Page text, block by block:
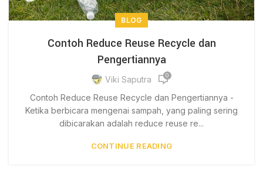
BLOG
Contoh Reduce Reuse Recycle dan
Pengertiannya
Viki Saputra 0
Contoh Reduce Reuse Recycle dan Pengertiannya -
Ketika berbicara mengenai sampah, yang paling sering
dibicarakan adalah reduce reuse re...
CONTINUE READING